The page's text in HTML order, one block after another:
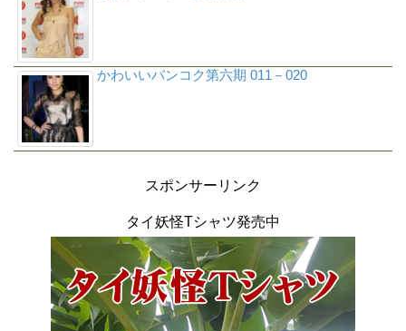
かわいいバンコク第六期 011－020
スポンサーリンク
タイ妖怪Tシャツ発売中